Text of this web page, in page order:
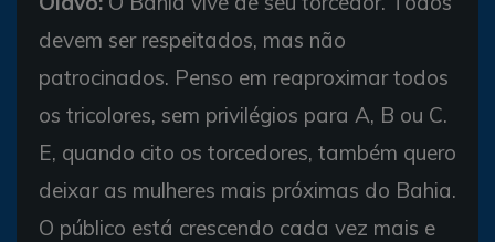
devem ser respeitados, mas não
patrocinados. Penso em reaproximar todos
os tricolores, sem privilégios para A, B ou C.
E, quando cito os torcedores, também quero
deixar as mulheres mais próximas do Bahia.
O público está crescendo cada vez mais e